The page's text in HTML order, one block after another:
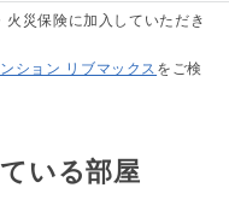
災保険に加入していただき
ション リブマックス をご検
いる部屋